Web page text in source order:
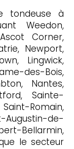
tondeuse à
Weedon,
Corner,
Newport,
Lingwick,
des-Bois,
Nantes,
Sainte-
Romain,
de-
Bellarmin,
le secteur